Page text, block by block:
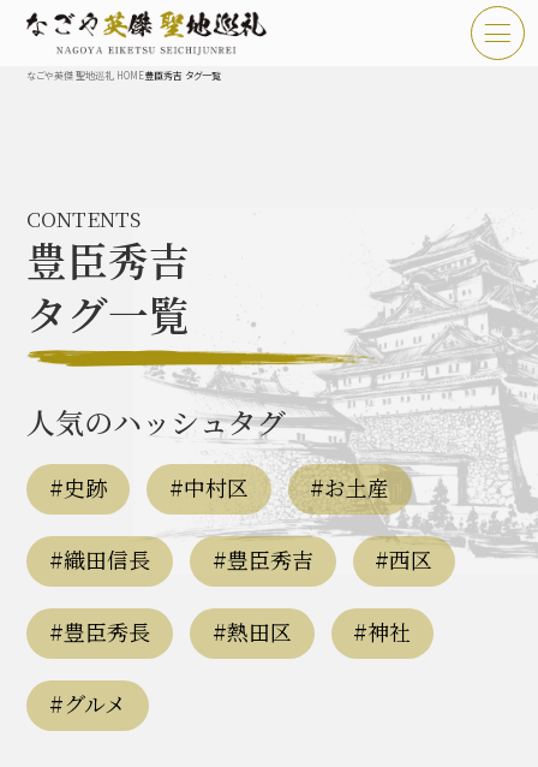
なごや英傑 聖地巡礼とは
なごや英傑 史跡 一覧
なごや英傑 グルメ・土産 一覧
なごや英傑 体験・イベント
豊臣秀長と名古屋の関係
秀長関連 史跡 一覧
秀長グルメ・土産一覧
名古屋＜秀長＞観光モデルコース
なごや英傑 聖地巡礼 HOME豊臣秀吉 タグ一覧
CONTENTS
豊臣秀吉
タグ一覧
人気のハッシュタグ
#史跡 #中村区 #お土産
#織田信長 #豊臣秀吉 #西区
#豊臣秀長 #熱田区 #神社
#グルメ